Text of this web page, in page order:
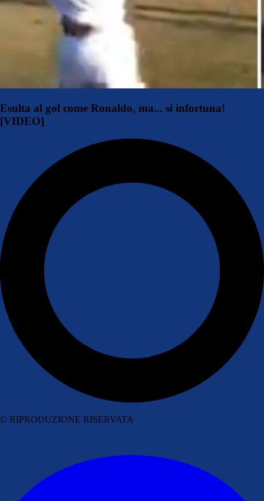
Esulta al gol come Ronaldo, ma... si infortuna!
[VIDEO]
© RIPRODUZIONE RISERVATA